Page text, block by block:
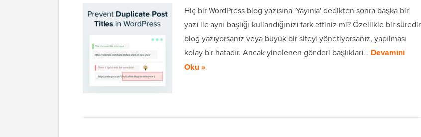
Hiç bir WordPress blog yazısına 'Yayınla' dedikten sonra başka bir
yazı ile aynı başlığı kullandığınızı fark ettiniz mi? Özellikle bir süredir
blog yazıyorsanız veya büyük bir siteyi yönetiyorsanız, yapılması
kolay bir hatadır. Ancak yinelenen gönderi başlıkları… Devamını
Oku »